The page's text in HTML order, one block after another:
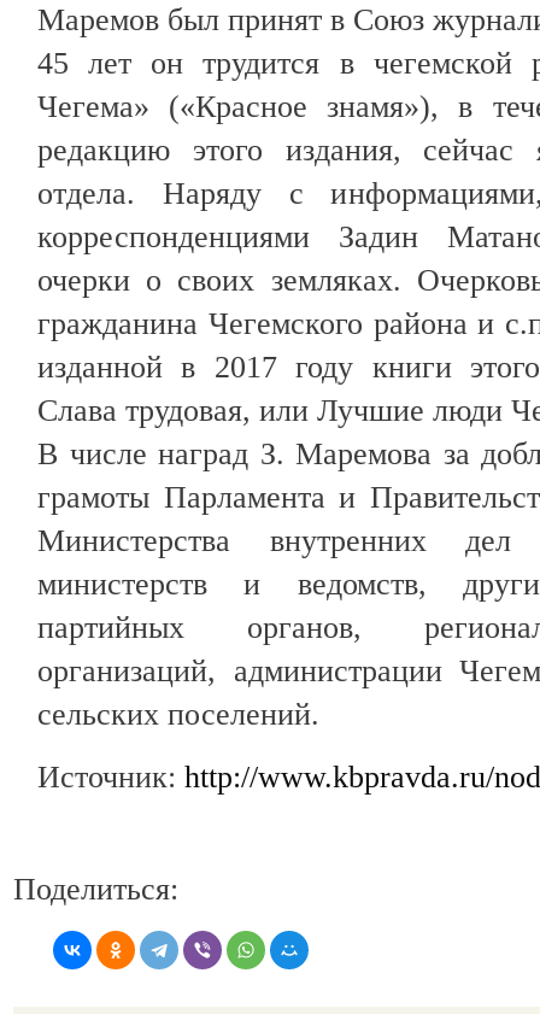
Маремов был принят в Союз
45 лет он трудится в чегемской
Чегема» («Красное знамя»), в
редакцию этого издания, сейчас
отдела. Наряду с
корреспонденциями Задин
очерки о своих земляках.
гражданина Чегемского района и
изданной в 2017 году книги
Слава трудовая, или Лучшие люди
В числе наград З. Маремова за
грамоты Парламента и
Министерства внутренних
министерств и ведомств,
партийных органов,
организаций, администрации
сельских поселений.
Источник: http://www.kbpravda.ru/
Поделиться: